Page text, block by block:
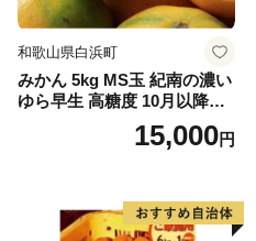
和歌山県白浜町
みかん 5kg MS玉 紀南の濃い
ゆら早生 高糖度 10月以降発
送 マルチ被覆栽培15,000円